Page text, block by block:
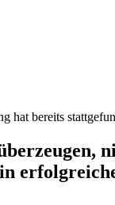
hat bereits